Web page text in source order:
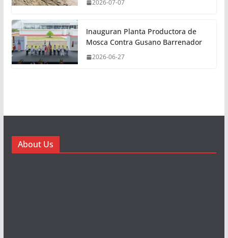
2026-07-07
Inauguran Planta Productora de
Mosca Contra Gusano Barrenador
2026-06-27
About Us